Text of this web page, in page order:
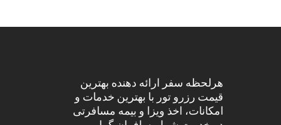
هرلحظه سفر ارائه دهنده بهترین
قیمت رزرو تور با بهترین خدمات و
امکانات، اخذ ویزا و بیمه مسافرتی